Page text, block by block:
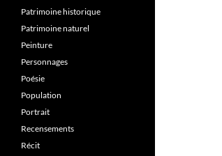
Patrimoine historique
Patrimoine naturel
Peinture
Personnages
Poésie
Population
Portrait
Recensements
Récit